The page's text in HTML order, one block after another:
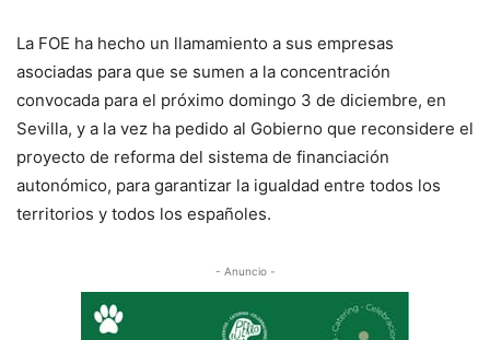
La FOE ha hecho un llamamiento a sus empresas
asociadas para que se sumen a la concentración
convocada para el próximo domingo 3 de diciembre, en
Sevilla, y a la vez ha pedido al Gobierno que reconsidere el
proyecto de reforma del sistema de financiación
autonómico, para garantizar la igualdad entre todos los
territorios y todos los españoles.
- Anuncio -